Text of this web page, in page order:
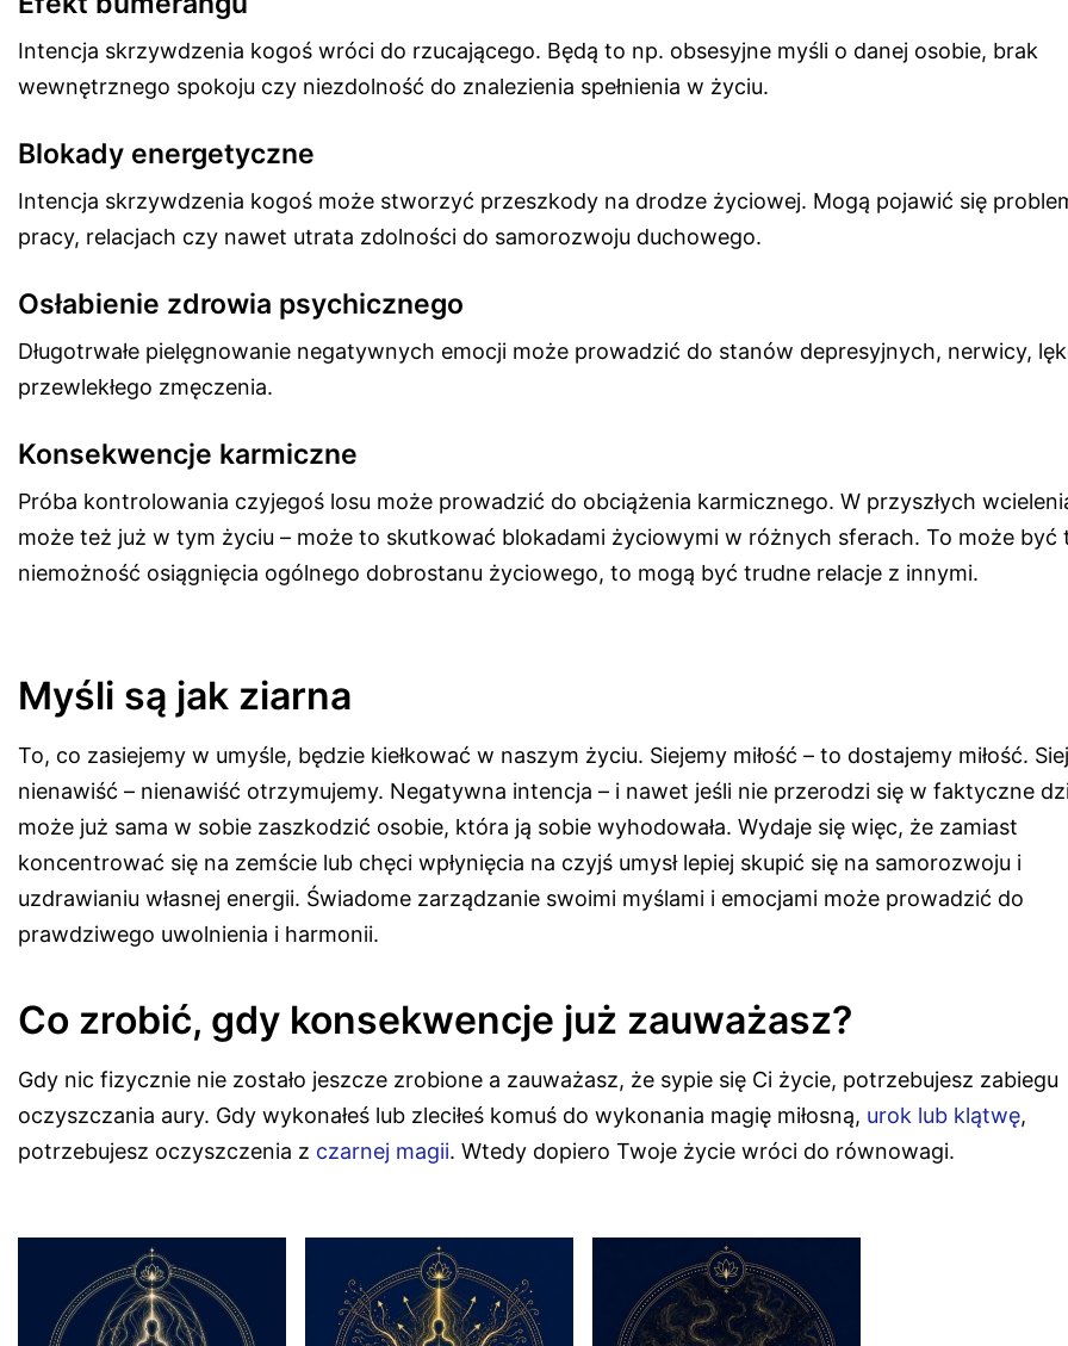
Intencja skrzywdzenia kogoś wróci do rzucającego. Będą to np. obsesyjne myśli o danej osobie, brak
wewnętrznego spokoju czy niezdolność do znalezienia spełnienia w życiu.
Blokady energetyczne
Intencja skrzywdzenia kogoś może stworzyć przeszkody na drodze życiowej. Mogą pojawić się
pracy, relacjach czy nawet utrata zdolności do samorozwoju duchowego.
Osłabienie zdrowia psychicznego
Długotrwałe pielęgnowanie negatywnych emocji może prowadzić do stanów depresyjnych, nerwicy,
przewlekłego zmęczenia.
Konsekwencje karmiczne
Próba kontrolowania czyjegoś losu może prowadzić do obciążenia karmicznego. W przyszłych
może też już w tym życiu – może to skutkować blokadami życiowymi w różnych sferach. To może być
niemożność osiągnięcia ogólnego dobrostanu życiowego, to mogą być trudne relacje z innymi.
Myśli są jak ziarna
To, co zasiejemy w umyśle, będzie kiełkować w naszym życiu. Siejemy miłość – to dostajemy miłość.
nienawiść – nienawiść otrzymujemy. Negatywna intencja – i nawet jeśli nie przerodzi się w faktyczne
może już sama w sobie zaszkodzić osobie, która ją sobie wyhodowała. Wydaje się więc, że zamiast
koncentrować się na zemście lub chęci wpłynięcia na czyjś umysł lepiej skupić się na samorozwoju i
uzdrawianiu własnej energii. Świadome zarządzanie swoimi myślami i emocjami może prowadzić do
prawdziwego uwolnienia i harmonii.
Co zrobić, gdy konsekwencje już zauważasz?
Gdy nic fizycznie nie zostało jeszcze zrobione a zauważasz, że sypie się Ci życie, potrzebujesz zabiegu
oczyszczania aury. Gdy wykonałeś lub zleciłeś komuś do wykonania magię miłosną, urok lub klątwę,
potrzebujesz oczyszczenia z czarnej magii. Wtedy dopiero Twoje życie wróci do równowagi.